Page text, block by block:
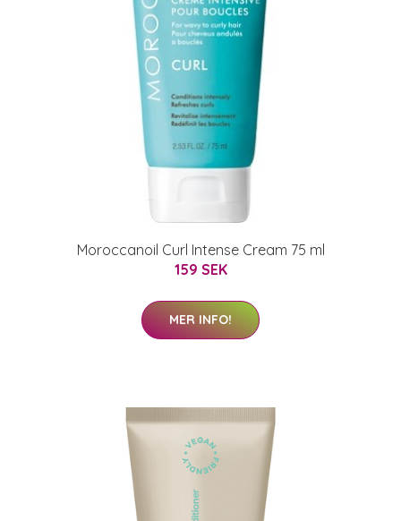
Moroccanoil Curl Intense Cream 75 ml
159 SEK
MER INFO!